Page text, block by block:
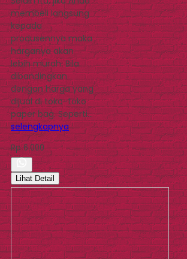
membeli langsung
kepada
produsennya maka
harganya akan
lebih murah. Bila
dibandingkan
dengan harga yang
dijual di toko-toko
paper bag. Seperti…
selengkapnya
Rp 6.000
Lihat Detail